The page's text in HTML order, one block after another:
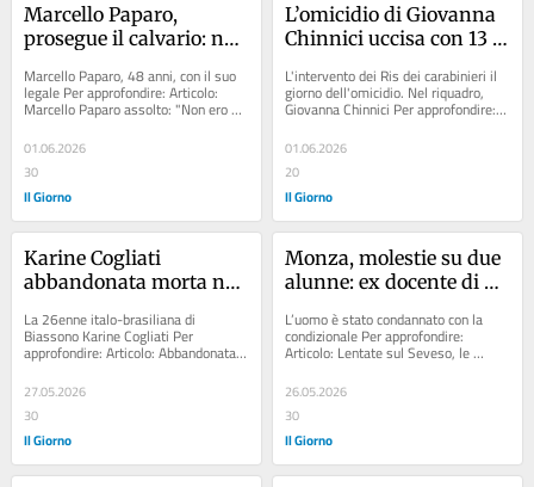
Marcello Paparo,
prosegue il calvario: non
villa a Brugherio viene
messa all'asta
Marcello Paparo, 48 anni, con il suo
legale Per approfondire: Articolo:
Marcello Paparo assolto: "Non ero un
boss ma mi confiscano la casa" ...
01.06.2026
30
Il Giorno
L’omicidio di Giovanna
Chinnici uccisa con 13
sulla infermità mentale
del cognato Giuseppe
L'intervento dei Ris dei carabinieri il
giorno dell'omicidio. Nel riquadro,
Giovanna Chinnici Per approfondire:
Articolo: Sorella uccisa con...
01.06.2026
20
Il Giorno
Karine Cogliati
abbandonata morta nel
condanna di 7 anni e 4
mesi per Giuseppe
La 26enne italo-brasiliana di
Biassono Karine Cogliati Per
approfondire: Articolo: Abbandonata
morta nel bosco a Carate Brianza:
"Nessuna...
27.05.2026
30
Il Giorno
Monza, molestie su due
alunne: ex docente di
2 anni
L’uomo è stato condannato con la
condizionale Per approfondire:
Articolo: Lentate sul Seveso, le
molestie a una 18enne fanno
scoprire un...
26.05.2026
30
Il Giorno